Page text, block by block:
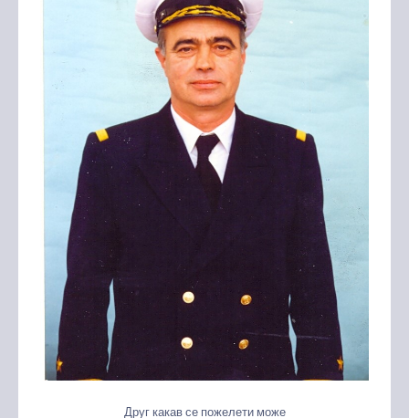
Друг какав се пожелети може